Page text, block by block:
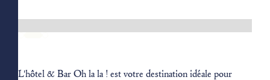
L'hôtel & Bar Oh la la ! est votre destination idéale pour